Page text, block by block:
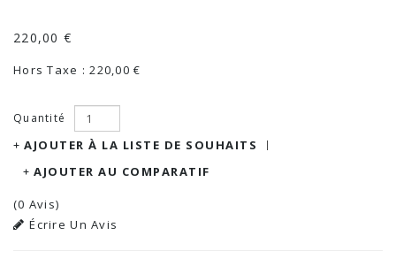
220,00 €
Hors Taxe : 220,00 €
Quantité
AJOUTER À LA LISTE DE SOUHAITS
AJOUTER AU COMPARATIF
(0 Avis)
Écrire Un Avis